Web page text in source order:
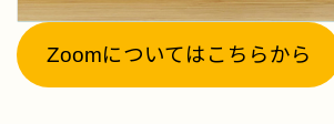
Zoomについてはこちらから